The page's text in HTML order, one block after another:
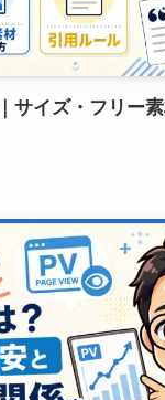
サイズ・フリー